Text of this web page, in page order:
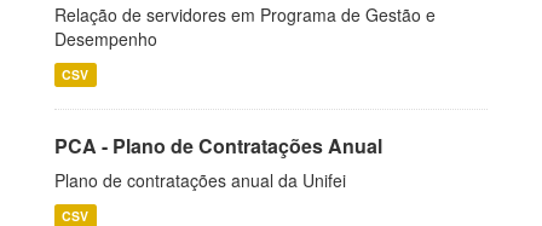
Relação de servidores em Programa de Gestão e
Desempenho
CSV
PCA - Plano de Contratações Anual
Plano de contratações anual da Unifei
CSV